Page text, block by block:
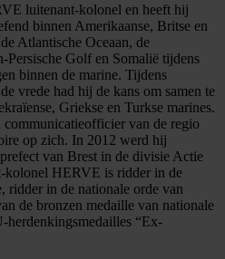
luitenant-kolonel en heeft hij
binnen Amerikaanse, Britse en
Atlantische Oceaan, de
Persische Golf en Somalië tijdens
binnen de marine. Tijdens
vrede had hij de kans om samen te
Griekse en Turkse marines.
van de regio
op zich. In 2012 werd hij
van Brest in de divisie Actie
kolonel HERVE is ridder in de
ridder in de nationale orde van
de bronzen medaille van nationale
herdenkingsmedailles “Ex-